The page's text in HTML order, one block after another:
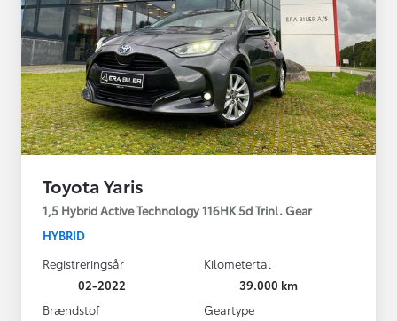
Toyota Yaris
1,5 Hybrid Active Technology 116HK 5d Trinl. Gear
HYBRID
Registreringsår
02-2022
Kilometertal
39.000 km
Brændstof
Geartype